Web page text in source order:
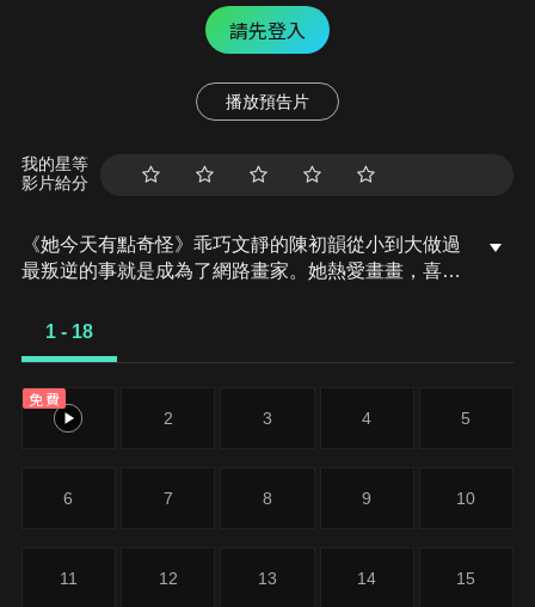
請先登入
播放預告片
我的星等
影片給分
《她今天有點奇怪》乖巧文靜的陳初韻從小到大做過
最叛逆的事就是成為了網路畫家。她熱愛畫畫，喜歡
很奇怪》並不被主編認可，雖然事業沒什麼成就，但
千，突然闖出來，告訴陳初韻，因為能量場的波動，
導致柳千的「情感匹配工作」出現紕漏，而受害對象
很可能因為這個錯誤而失去工作。陳初韻油鹽不進，
解數，利用科技手段控制陳初韻的身體，讓陳初韻
1 - 18
免費
1 2 3 4 5
6 7 8 9 10
11 12 13 14 15